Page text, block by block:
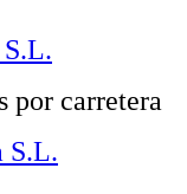
por carretera
S.L.